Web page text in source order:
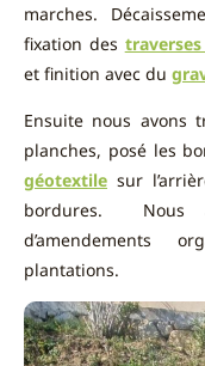
marches.
fixation des
et finition avec du
Ensuite nous avons
planches, posé les
géotextile sur
bordures. Nous
d’amendements
plantations.